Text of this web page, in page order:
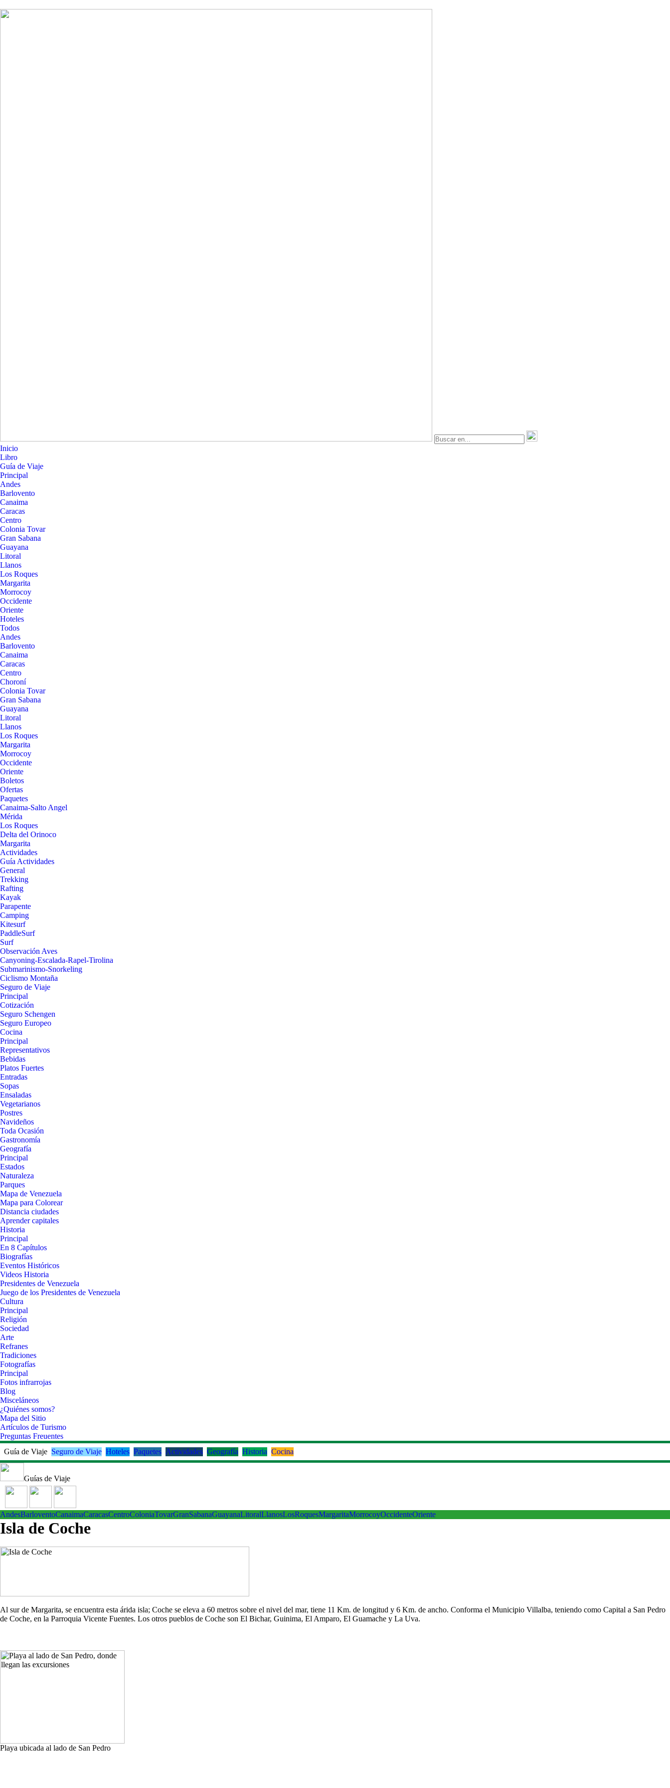
Inicio
Libro
Guía de Viaje
Principal
Andes
Barlovento
Canaima
Caracas
Centro
Colonia Tovar
Gran Sabana
Guayana
Litoral
Llanos
Los Roques
Margarita
Morrocoy
Occidente
Oriente
Hoteles
Todos
Andes
Barlovento
Canaima
Caracas
Centro
Choroní
Colonia Tovar
Gran Sabana
Guayana
Litoral
Llanos
Los Roques
Margarita
Morrocoy
Occidente
Oriente
Boletos
Ofertas
Paquetes
Canaima-Salto Angel
Mérida
Los Roques
Delta del Orinoco
Margarita
Actividades
Guía Actividades
General
Trekking
Rafting
Kayak
Parapente
Camping
Kitesurf
PaddleSurf
Surf
Observación Aves
Canyoning-Escalada-Rapel-Tirolina
Submarinismo-Snorkeling
Ciclismo Montaña
Seguro de Viaje
Principal
Cotización
Seguro Schengen
Seguro Europeo
Cocina
Principal
Representativos
Bebidas
Platos Fuertes
Entradas
Sopas
Ensaladas
Vegetarianos
Postres
Navideños
Toda Ocasión
Gastronomía
Geografía
Principal
Estados
Naturaleza
Parques
Mapa de Venezuela
Mapa para Colorear
Distancia ciudades
Aprender capitales
Historia
Principal
En 8 Capítulos
Biografías
Eventos Históricos
Videos Historia
Presidentes de Venezuela
Juego de los Presidentes de Venezuela
Cultura
Principal
Religión
Sociedad
Arte
Refranes
Tradiciones
Fotografías
Principal
Fotos infrarrojas
Blog
Misceláneos
¿Quiénes somos?
Mapa del Sitio
Artículos de Turismo
Preguntas Freuentes
Guía de Viaje Seguro de Viaje Hoteles Paquetes Actividades Geografía Historia Cocina
Guías de Viaje
AndesBarloventoCanaimaCaracasCentroColoniaTovarGranSabanaGuayanaLitoralLlanosLosRoquesMargaritaMorrocoyOccidenteOriente
Isla de Coche
Al sur de Margarita, se encuentra esta árida isla; Coche se eleva a 60 metros sobre el nivel del mar, tiene 11 Km. de longitud y 6 Km. de ancho. Conforma el Municipio Villalba, teniendo como Capital a San Pedro
de Coche, en la Parroquia Vicente Fuentes. Los otros pueblos de Coche son El Bichar, Guinima, El Amparo, El Guamache y La Uva.
Playa ubicada al lado de San Pedro